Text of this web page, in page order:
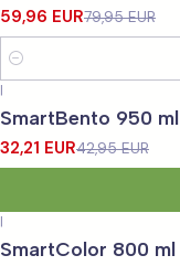
59,96 EUR79,95 EUR
Quantidade
|
SmartBento 950 ml
32,21 EUR42,95 EUR
|
SmartColor 800 ml